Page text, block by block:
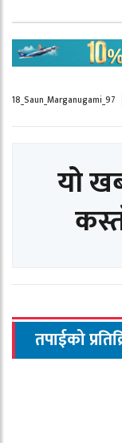
18_Saun_Marganugami_97
यो
तपाईको